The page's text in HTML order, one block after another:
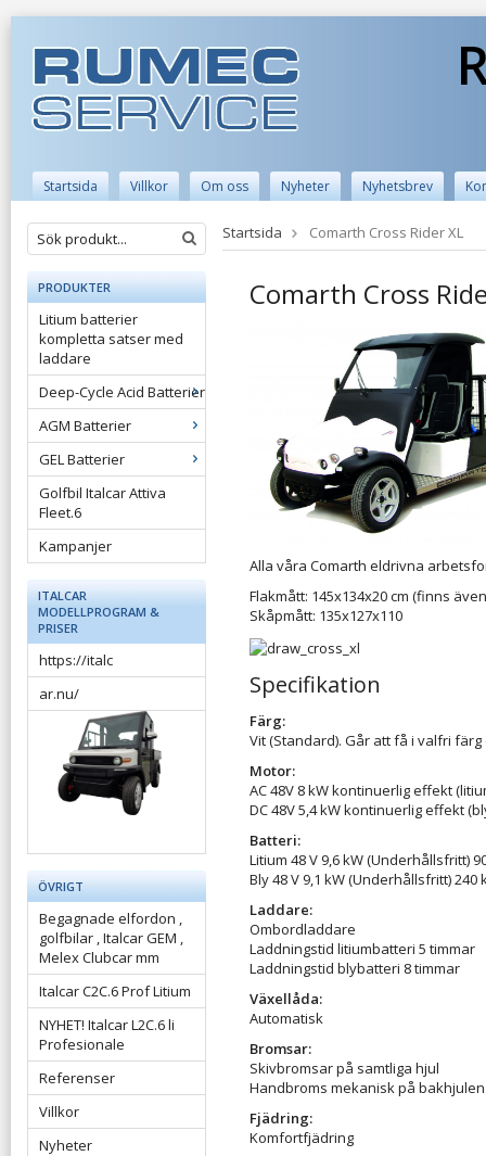
Startsida Villkor Om oss Nyheter Nyhetsbrev
PRODUKTER
Litium batterier
kompletta satser med
laddare
Deep-Cycle Acid Batterier
AGM Batterier
GEL Batterier
Golfbil Italcar Attiva
Fleet.6
Kampanjer
ITALCAR
MODELLPROGRAM &
PRISER
https://italc
ar.nu/
ÖVRIGT
Begagnade elfordon ,
golfbilar , Italcar GEM ,
Melex Clubcar mm
Italcar C2C.6 Prof Litium
NYHET! Italcar L2C.6 li
Profesionale
Referenser
Villkor
Nyheter
Startsida Comarth Cross Rider XL
Comarth Cross
Alla våra Comarth eldrivna
Flakmått: 145x134x20 cm (finns
Skåpmått: 135x127x110
Specifikation
Färg:
Vit (Standard). Går att få i valfri färg
Motor:
AC 48V 8 kW kontinuerlig effekt
DC 48V 5,4 kW kontinuerlig effekt
Batteri:
Litium 48 V 9,6 kW (Underhållsfritt)
Bly 48 V 9,1 kW (Underhållsfritt) 240
Laddare:
Ombordladdare
Laddningstid litiumbatteri 5 timmar
Laddningstid blybatteri 8 timmar
Växellåda:
Automatisk
Bromsar:
Skivbromsar på samtliga hjul
Handbroms mekanisk på bakhjulen
Fjädring:
Komfortfjädring